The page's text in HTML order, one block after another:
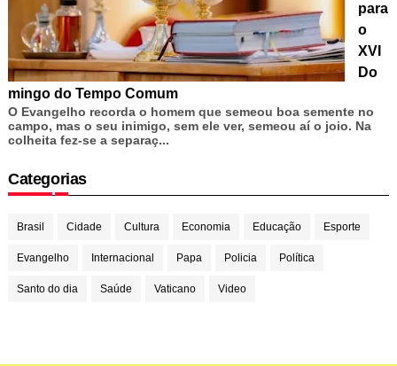
para
o
XVI
Do
mingo do Tempo Comum
O Evangelho recorda o homem que semeou boa semente no
campo, mas o seu inimigo, sem ele ver, semeou aí o joio. Na
colheita fez-se a separaç...
Categorias
Brasil Cidade Cultura Economia Educação Esporte
Evangelho Internacional Papa Policia Política
Santo do dia Saúde Vaticano Video